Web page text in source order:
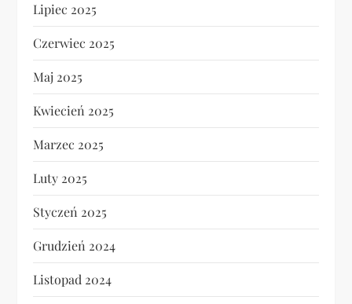
Lipiec 2025
Czerwiec 2025
Maj 2025
Kwiecień 2025
Marzec 2025
Luty 2025
Styczeń 2025
Grudzień 2024
Listopad 2024